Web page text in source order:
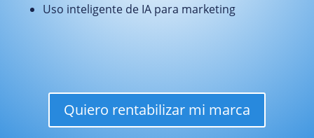
Uso inteligente de IA para marketing
Quiero rentabilizar mi marca